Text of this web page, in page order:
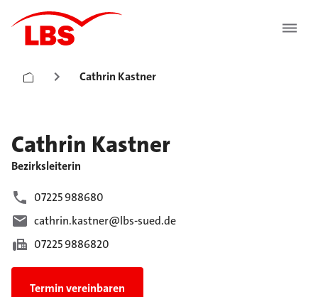
Cathrin Kastner
Cathrin Kastner
Bezirksleiterin
07225 988680
cathrin.kastner@lbs-sued.de
07225 9886820
Termin vereinbaren